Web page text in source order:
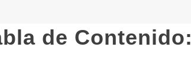
de Contenido: